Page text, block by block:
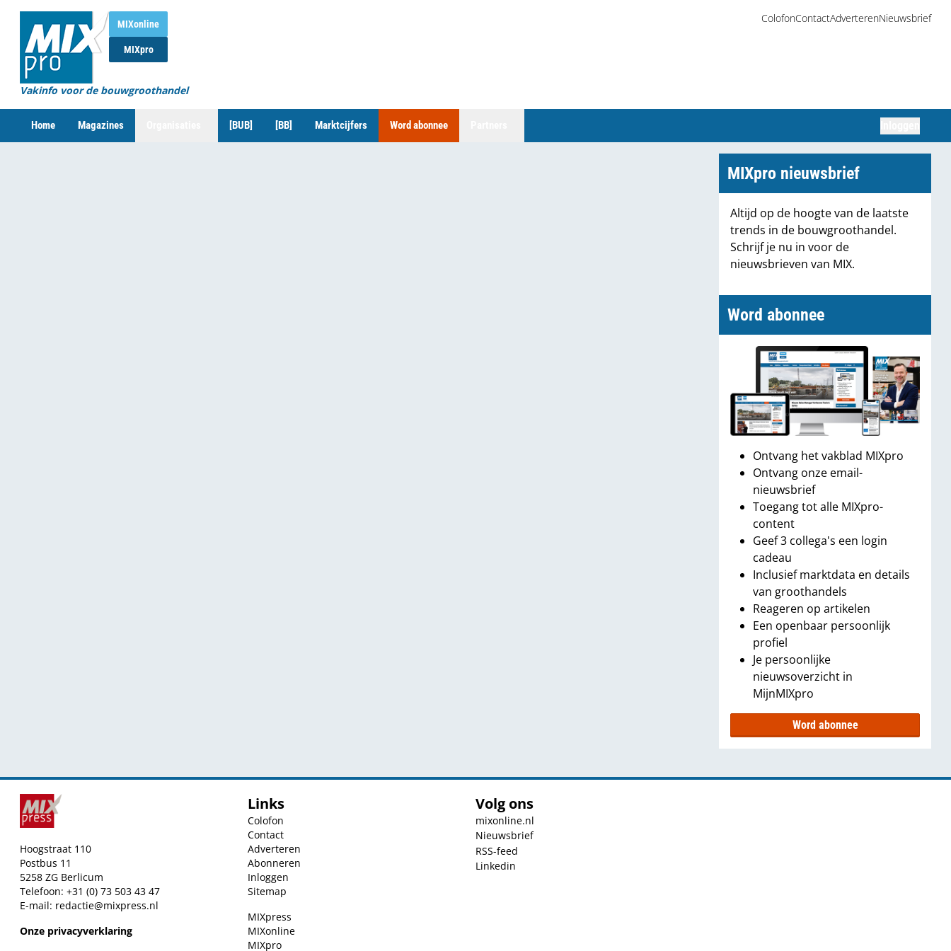
MIXonline
MIXpro
Vakinfo voor de bouwgroothandel
ColofonContactAdverterenNieuwsbrief
Home Magazines [BUB] [BB] Marktcijfers Word abonnee
MIXpro nieuwsbrief
Altijd op de hoogte van de laatste
trends in de bouwgroothandel.
Schrijf je nu in voor de
nieuwsbrieven van MIX.
Word abonnee
Ontvang het vakblad MIXpro
Ontvang onze email-
nieuwsbrief
Toegang tot alle MIXpro-
content
Geef 3 collega's een login
cadeau
Inclusief marktdata en details
van groothandels
Reageren op artikelen
Een openbaar persoonlijk
profiel
Je persoonlijke
nieuwsoverzicht in
MijnMIXpro
Word abonnee
Hoogstraat 110
Postbus 11
5258 ZG Berlicum
Telefoon: +31 (0) 73 503 43 47
E-mail: redactie@mixpress.nl
Onze privacyverklaring
Links
Colofon
Contact
Adverteren
Abonneren
Inloggen
Sitemap
MIXpress
MIXonline
MIXpro
Volg ons
mixonline.nl
Nieuwsbrief
RSS-feed
Linkedin